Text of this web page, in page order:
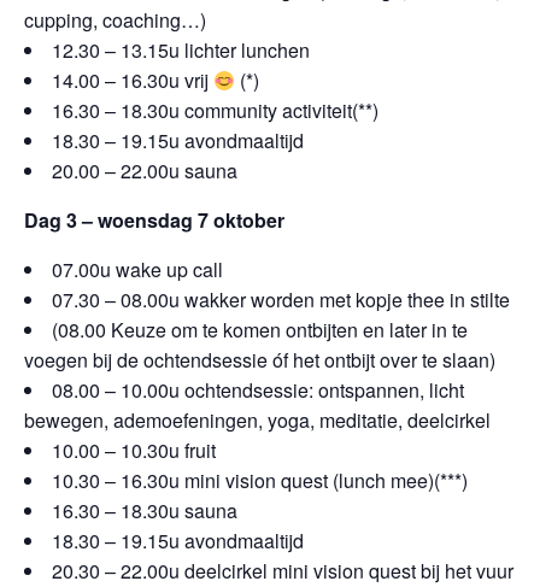
cupping, coaching…)
12.30 – 13.15u lichter lunchen
14.00 – 16.30u vrij
(*)
16.30 – 18.30u community activiteit(**)
18.30 – 19.15u avondmaaltijd
20.00 – 22.00u sauna
Dag 3 – woensdag 7 oktober
07.00u wake up call
07.30 – 08.00u wakker worden met kopje thee in stilte
(08.00 Keuze om te komen ontbijten en later in te
voegen bij de ochtendsessie óf het ontbijt over te slaan)
08.00 – 10.00u ochtendsessie: ontspannen, licht
bewegen, ademoefeningen, yoga, meditatie, deelcirkel
10.00 – 10.30u fruit
10.30 – 16.30u mini vision quest (lunch mee)(***)
16.30 – 18.30u sauna
18.30 – 19.15u avondmaaltijd
20.30 –22.00u deelcirkel mini vision quest bij het vuur